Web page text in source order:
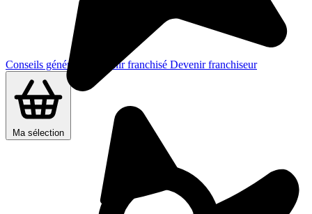
Conseils généraux Devenir franchisé Devenir franchiseur
Ma sélection